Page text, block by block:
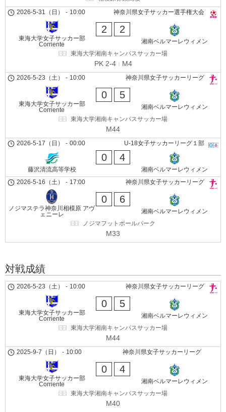
神奈川県女子サッカー選手権大会
2026-5-31（日） - 10:00
東海大学女子サッカー部
Corriente
2 2
湘南ベルマーレウィメン
東海大学湘南キャンパスサッカー場
PK 2-4 M4
神奈川県女子サッカーリーグ
2026-5-23（土） - 10:00
東海大学女子サッカー部
Corriente
0 5
湘南ベルマーレウィメン
東海大学湘南キャンパスサッカー場
M44
U-18女子サッカーリーグ１部
2026-5-17（日） - 00:00
藤沢清流高等学校
0 4
湘南ベルマーレウィメン
神奈川県女子サッカーリーグ
2026-5-16（土） - 17:00
ノジマステラ神奈川相模原 アヴ
ェニーレ
0 6
湘南ベルマーレウィメン
ノジマフットボールパーク
M33
対戦成績
神奈川県女子サッカーリーグ
2026-5-23（土） - 10:00
東海大学女子サッカー部
Corriente
0 5
湘南ベルマーレウィメン
東海大学湘南キャンパスサッカー場
M44
神奈川県女子サッカーリーグ
2025-9-7（日） - 10:00
東海大学女子サッカー部
Corriente
0 4
湘南ベルマーレウィメン
東海大学湘南キャンパスサッカー場
M40